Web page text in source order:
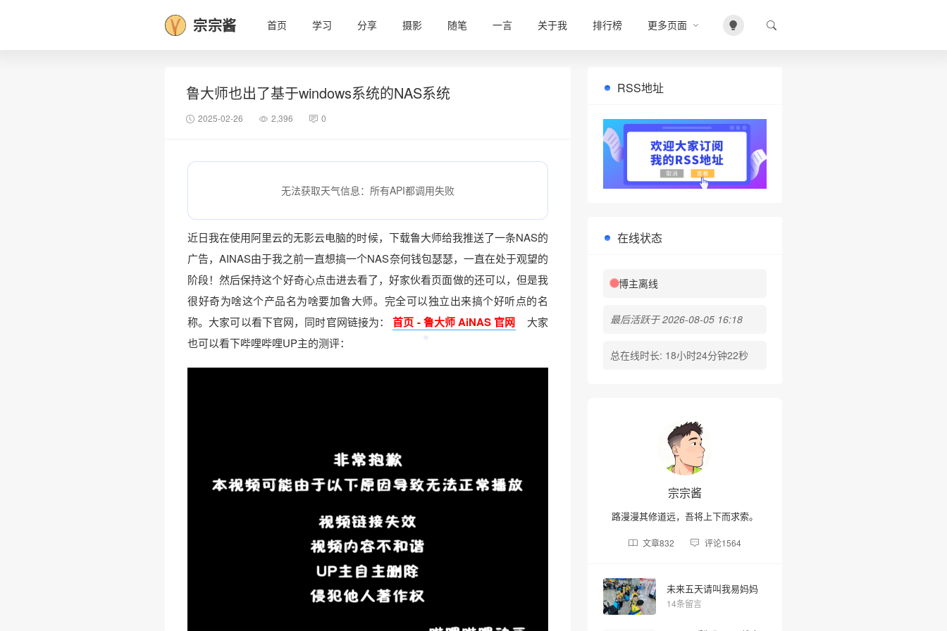
❅
宗宗酱 首页 学习 分享 摄影 随笔 一言 关于我 排行榜 更多页面
鲁大师也出了基于windows系统的NAS系统
2025-02-26 2,396 0
无法获取天气信息：所有API都调用失败
近日我在使用阿里云的无影云电脑的时候，下载鲁大师给我推送了一条NAS的
广告，AINAS由于我之前一直想搞一个NAS奈何钱包瑟瑟，一直在处于观望的
阶段！然后保持这个好奇心点击进去看了，好家伙看页面做的还可以，但是我
很好奇为啥这个产品名为啥要加鲁大师。完全可以独立出来搞个好听点的名
称。大家可以看下官网，同时官网链接为：
首页 - 鲁大师 AiNAS 官网
大家
也可以看下哔哩哔哩UP主的测评：
RSS地址
在线状态
博主离线
最后活跃于 2026-08-05 16:18
总在线时长: 18小时24分钟22秒
宗宗酱
路漫漫其修道远，吾将上下而求索。
文章832 评论1564
未来五天请叫我易妈妈
14条留言